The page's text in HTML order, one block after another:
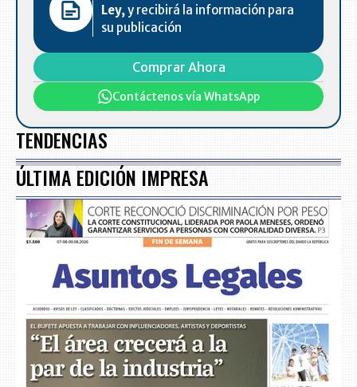
Ley,y recibirá la información para
su publicación
Comprar Ahora
Contáctenos vía WhatsApp
TENDENCIAS
ÚLTIMA EDICIÓN IMPRESA